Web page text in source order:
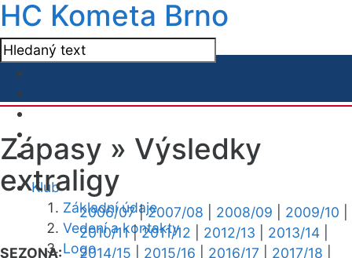
HC Kometa Brno
Klub
Základní údaje
Vedení a kontakty
Logo
Zápasy » Výsledky
extraligy
SEZONA:
2006/07|2007/08 2008/09 2009/10
2010/11|2011/12 2012/13 2013/14
2014/15
2015/16 2016/17 2017/18